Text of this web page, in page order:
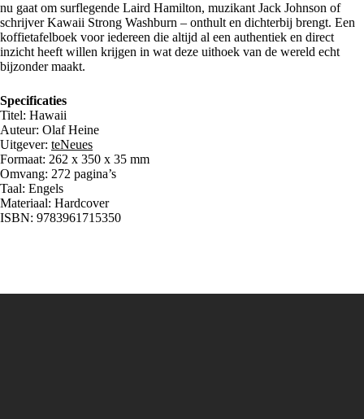
nu gaat om surflegende Laird Hamilton, muzikant Jack Johnson of
schrijver Kawaii Strong Washburn – onthult en dichterbij brengt. Een
koffietafelboek voor iedereen die altijd al een authentiek en direct
inzicht heeft willen krijgen in wat deze uithoek van de wereld echt
bijzonder maakt.
Specificaties
Titel: Hawaii
Auteur: Olaf Heine
Uitgever: teNeues
Formaat: 262 x 350 x 35 mm
Omvang: 272 pagina’s
Taal: Engels
Materiaal: Hardcover
ISBN: 9783961715350